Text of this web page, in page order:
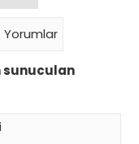
Yorumlar
sunuculan